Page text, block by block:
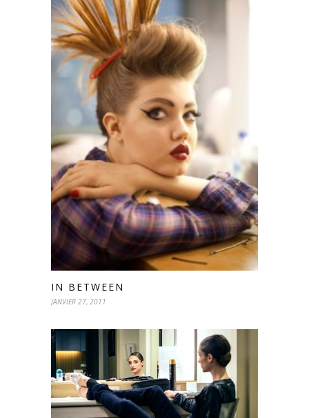
IN BETWEEN
JANVIER 27, 2011